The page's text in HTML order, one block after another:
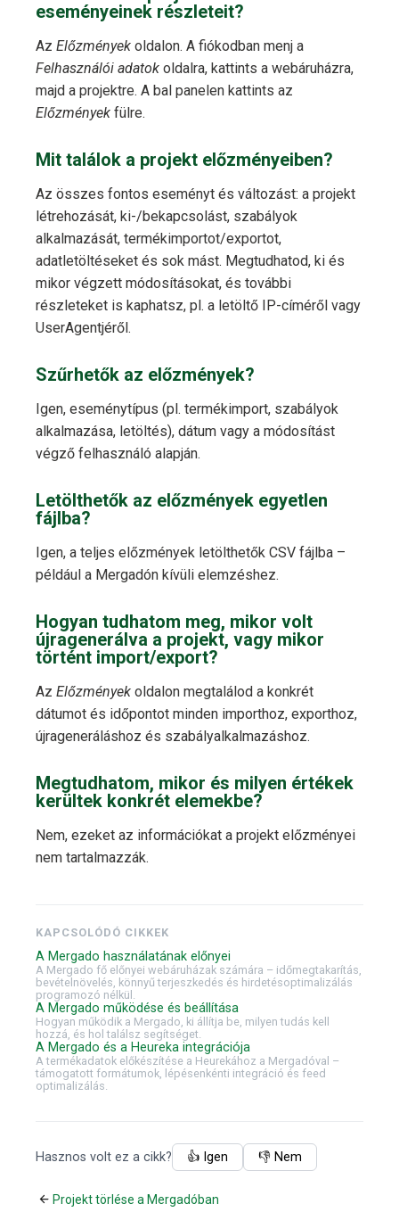
eseményeinek részleteit?
Az Előzmények oldalon. A fiókodban menj a
Felhasználói adatok oldalra, kattints a webáruházra,
majd a projektre. A bal panelen kattints az
Előzmények fülre.
Mit találok a projekt előzményeiben?
Az összes fontos eseményt és változást: a projekt
létrehozását, ki-/bekapcsolást, szabályok
alkalmazását, termékimportot/exportot,
adatletöltéseket és sok mást. Megtudhatod, ki és
mikor végzett módosításokat, és további
részleteket is kaphatsz, pl. a letöltő IP-címéről vagy
UserAgentjéről.
Szűrhetők az előzmények?
Igen, eseménytípus (pl. termékimport, szabályok
alkalmazása, letöltés), dátum vagy a módosítást
végző felhasználó alapján.
Letölthetők az előzmények egyetlen
fájlba?
Igen, a teljes előzmények letölthetők CSV fájlba –
például a Mergadón kívüli elemzéshez.
Hogyan tudhatom meg, mikor volt
újragenerálva a projekt, vagy mikor
történt import/export?
Az Előzmények oldalon megtalálod a konkrét
dátumot és időpontot minden importhoz, exporthoz,
újrageneráláshoz és szabályalkalmazáshoz.
Megtudhatom, mikor és milyen értékek
kerültek konkrét elemekbe?
Nem, ezeket az információkat a projekt előzményei
nem tartalmazzák.
KAPCSOLÓDÓ CIKKEK
A Mergado használatának előnyei
A Mergado fő előnyei webáruházak számára – időmegtakarítás,
bevételnövelés, könnyű terjeszkedés és hirdetésoptimalizálás
programozó nélkül.
A Mergado működése és beállítása
Hogyan működik a Mergado, ki állítja be, milyen tudás kell
hozzá, és hol találsz segítséget.
A Mergado és a Heureka integrációja
A termékadatok előkészítése a Heurekához a Mergadóval –
támogatott formátumok, lépésenkénti integráció és feed
optimalizálás.
Hasznos volt ez a cikk? 👍 Igen 👎 Nem
Projekt törlése a Mergadóban